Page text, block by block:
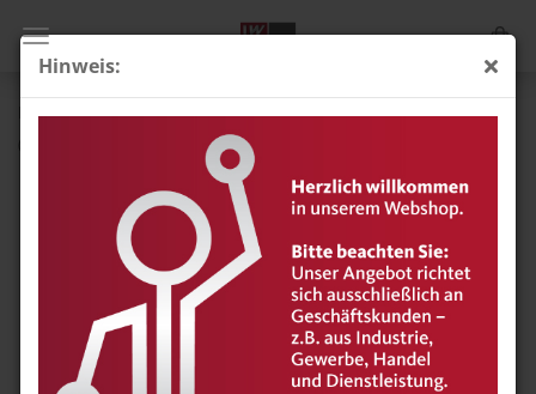
Hinweis:
Bectron AP 1104, VPE: 0,8 kg